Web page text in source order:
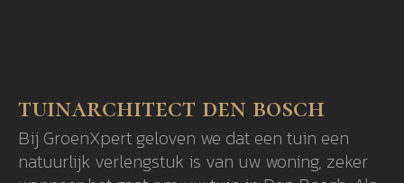
tuinarchitect den bosch
Bij GroenXpert geloven we dat een tuin een
natuurlijk verlengstuk is van uw woning, zeker